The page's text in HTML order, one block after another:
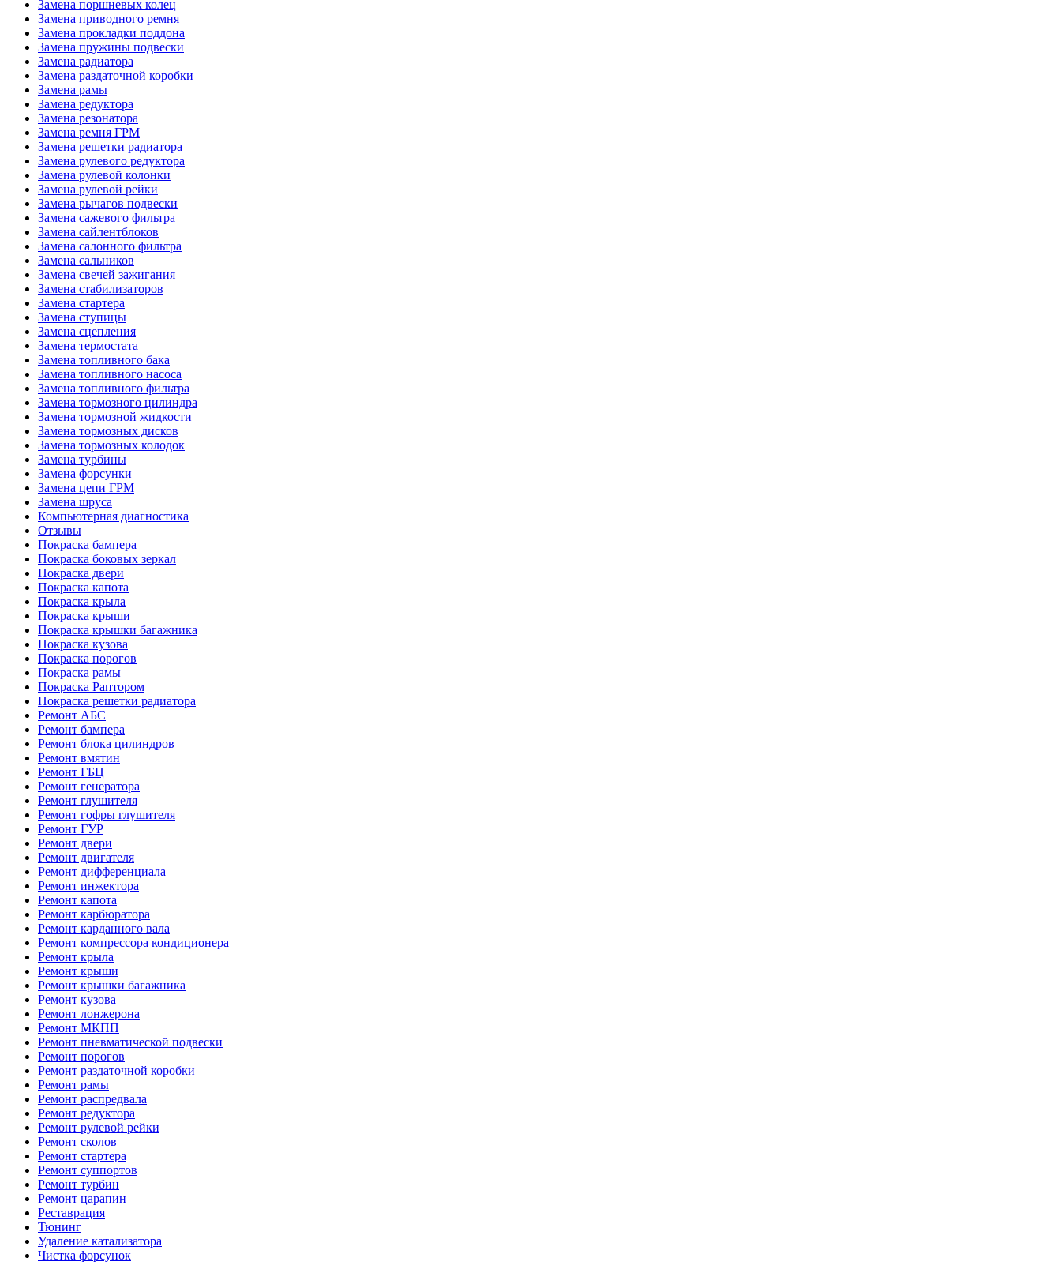
Замена поршневых колец
Замена приводного ремня
Замена прокладки поддона
Замена пружины подвески
Замена радиатора
Замена раздаточной коробки
Замена рамы
Замена редуктора
Замена резонатора
Замена ремня ГРМ
Замена решетки радиатора
Замена рулевого редуктора
Замена рулевой колонки
Замена рулевой рейки
Замена рычагов подвески
Замена сажевого фильтра
Замена сайлентблоков
Замена салонного фильтра
Замена сальников
Замена свечей зажигания
Замена стабилизаторов
Замена стартера
Замена ступицы
Замена сцепления
Замена термостата
Замена топливного бака
Замена топливного насоса
Замена топливного фильтра
Замена тормозного цилиндра
Замена тормозной жидкости
Замена тормозных дисков
Замена тормозных колодок
Замена турбины
Замена форсунки
Замена цепи ГРМ
Замена шруса
Компьютерная диагностика
Отзывы
Покраска бампера
Покраска боковых зеркал
Покраска двери
Покраска капота
Покраска крыла
Покраска крыши
Покраска крышки багажника
Покраска кузова
Покраска порогов
Покраска рамы
Покраска Раптором
Покраска решетки радиатора
Ремонт АБС
Ремонт бампера
Ремонт блока цилиндров
Ремонт вмятин
Ремонт ГБЦ
Ремонт генератора
Ремонт глушителя
Ремонт гофры глушителя
Ремонт ГУР
Ремонт двери
Ремонт двигателя
Ремонт дифференциала
Ремонт инжектора
Ремонт капота
Ремонт карбюратора
Ремонт карданного вала
Ремонт компрессора кондиционера
Ремонт крыла
Ремонт крыши
Ремонт крышки багажника
Ремонт кузова
Ремонт лонжерона
Ремонт МКПП
Ремонт пневматической подвески
Ремонт порогов
Ремонт раздаточной коробки
Ремонт рамы
Ремонт распредвала
Ремонт редуктора
Ремонт рулевой рейки
Ремонт сколов
Ремонт стартера
Ремонт суппортов
Ремонт турбин
Ремонт царапин
Реставрация
Тюнинг
Удаление катализатора
Чистка форсунок